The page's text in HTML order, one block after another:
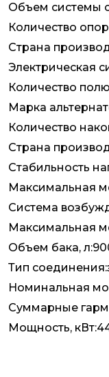
Объем системы
Количество
Страна
Электрическая
Количество
Марка
Количество
Страна
Стабильность
Максимальная
Система
Максимальная
Объем бака,
Тип
Номинальная
Суммарные
Мощность,